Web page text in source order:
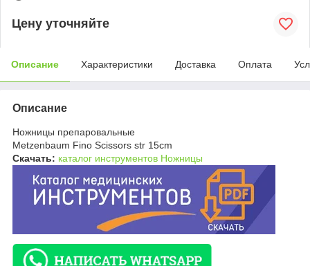
Цену уточняйте
Описание Характеристики Доставка Оплата
Описание
Ножницы препаровальные
Metzenbaum Fino Scissors str 15cm
Скачать: каталог инструментов Ножницы